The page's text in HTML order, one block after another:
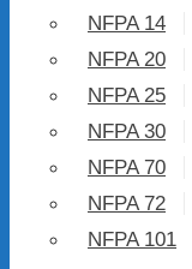
NFPA 14
NFPA 20
NFPA 25
NFPA 30
NFPA 70
NFPA 72
NFPA 101